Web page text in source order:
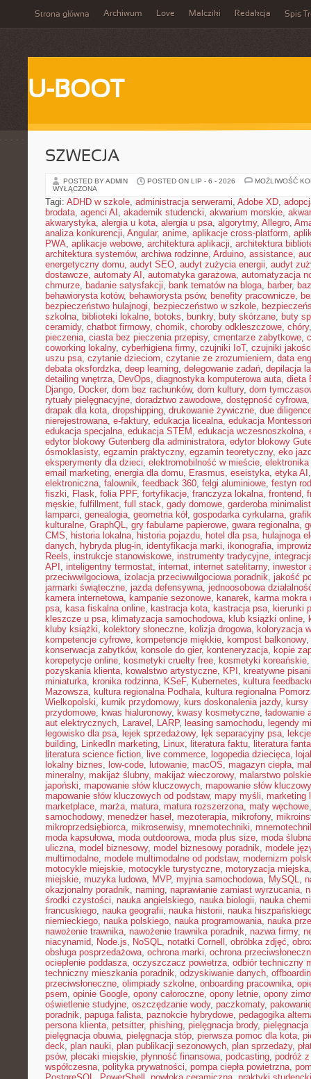
Strona główna Archiwum Love Malcziki Redakcja Spis
U-BOOT
SZWECJA
POSTED BY ADMIN POSTED ON LIP - 6 - 2026
MOŻLIWOŚĆ
WYŁĄCZONA
Tagi: ADHD w szkole, administracja serwerami, Adobe XD,
brodata, agenci AI , akademik studencki, akwarium morskie,
akwarystyka, alergia u kota, alergia u psa, algorytmy, Allegro,
analiza konkurencji, Angular, anime, aplikacje cross-platform,
PWA, aplikacje webowe, architektura aplikacji, architektura
architektura systemów, archiwa rodzinne, Arduino, assistance,
energetyczny domu, audyt SEO, audyt zużycia energii, audyt
dostawcze, automaty AI , automatyka garażowa, automatyzacja
chmurze, badanie satysfakcji, bank tematów na bloga, barber,
behawiorysta kotów, behawiorysta psów, benefity pracownicze,
bezpieczeństwo hulajnogi, bezpieczeństwo w szkole,
szkolna, biblioteki lokalne, botoks, bunkry, buty skórzane, buty
ceramidy, chatbot firmowy, chomik, choroby odkleszczowe, chóry
pieczenia, ciasta bez pieczenia przepisy, cmentarze zabytkowe,
coworking lokalny, cyberhigiena firmy, czujniki IoT, czujniki
uszu psa, czytanie dzieciom, czytanie ze zrozumieniem, data
debata oksfordzka, deep learning, delegowanie zadań, depilacja
detailing wnętrza, DevOps, diagnostyka komputerowa auta, dieta
Django, Docker, dom bez rachunków, dom kultury, dom
rytuały pielęgnacyjne, doradztwo zawodowe, dostępność cyfrowa
drapak dla kota, dropshipping, drukowanie żywiczne, due
nierejestrowana, e-faktury, edukacja licealna, edukacja Montessori
edukacja specjalna, edukacja STEM , edukacja wczesnoszkolna,
edytor blokowy Gutenberg dla administratora, edytor blokowy
ósmoklasisty, egzamin praktyczny, egzamin teoretyczny, eko
eksperymenty dla dzieci, elektromobilność w mieście, elektronika
email marketing, energia dla domu, Erasmus, eseistyka, etyka AI
elektroniczna, falownik, feedback 360, felgi aluminiowe, festyn
fiszki, Flask, folia PPF, fortyfikacje, franczyza lokalna, frontend,
męskie, fulfillment, full stack, gady domowe, garderoba
lamparci, genealogia, geometria kół, gospodarka cyrkularna,
kulturalne, GraphQL, gry fabularne papierowe, gwara regionalna,
CMS, historia lokalna, historia pojazdu, hotel dla psa, hulajnoga
danych, hybryda plug-in, identyfikacja marki, ikonografia,
Reels, instrukcje stanowiskowe, instrumenty tradycyjne,
API , inteligentny termostat, internat, internet satelitarny, inwestor
przeciwwilgociowa, izolacja przeciwwilgociowa poradnik, jakość
jarmarki świąteczne, jazda defensywna, jednoosobowa
kamera internetowa, kampanie sezonowe, kanarek, karma mokra
psa, kasa fiskalna online, kastracja kota, kastracja psa, kierunki
kleszcze u psa, klimatyzacja samochodowa, klub książki online,
kluby książki, kolektory słoneczne, kolizja drogowa, koloryzacja
kompetencje cyfrowe, kompetencje miękkie, kompost balkonowy,
konserwacja zabytków, konsole do gier, konteneryzacja, kopie
korepetycje online, kosmetyki cruelty free, kosmetyki koreańskie
pozyskania klienta, kowalstwo artystyczne, KPI , kreatywne
miniaturka, kronika rodzinna, KSeF, Kubernetes, kultura
Mazowsza, kultura regionalna Podhala, kultura regionalna
Wielkopolski, kurnik przydomowy, kurs doskonalenia jazdy, kursy
przydomowe, kwas hialuronowy, kwasy kosmetyczne, ładowanie
aut elektrycznych, Laravel , LARP, leasing samochodu, legendy
legowisko dla psa, lejek sprzedażowy, lęk separacyjny psa,
building, LinkedIn marketing, Linux, literatura faktu, literatura
literatura science fiction, live commerce, logopedia dziecięca,
lokalny biznes, low-code, lutowanie, macOS, magazyn ciepła,
mineralny, makijaż ślubny, makijaż wieczorowy, malarstwo polskie
japoński, mapowanie słów kluczowych, mapowanie słów
mapowanie słów kluczowych od podstaw, mapy myśli, marketing
marketplace, marża, matura, matura rozszerzona, maty węchowe
samochodowy, menedżer haseł, mezoterapia, mikrofony,
mikroprzedsiębiorca, mikroserwisy, mnemotechniki,
moda kapsułowa, moda outdoorowa, moda plus size, moda
uliczna, model biznesowy, model biznesowy poradnik, modele
multimodalne, modele multimodalne od podstaw, modernizm
motocykle miejskie, motocykle turystyczne, motoryzacja miejska
miejskie, muzyka ludowa, MVP, myjnia samochodowa, MySQL,
okazjonalny poradnik, naming, naprawianie zamiast wyrzucania,
środki czystości, nauka angielskiego, nauka biologii, nauka
francuskiego, nauka geografii, nauka historii, nauka
niemieckiego, nauka polskiego, nauka programowania, nauka
nawożenie trawnika, nawożenie trawnika poradnik, nazwa firmy,
niacynamid, Node.js, NoSQL, notatki Cornell , obróbka zdjęć,
obsługa posprzedażowa, ochrona marki, ochrona
ocieplenie poddasza, oczyszczacz powietrza, odbiór techniczny
techniczny mieszkania poradnik, odzyskiwanie danych,
przeciwsłoneczne, olimpiady szkolne, onboarding pracownika,
psem, opinie Google, opony całoroczne, opony letnie, opony
oświetlenie studyjne, oszczędzanie wody, paczkomaty,
poradnik, papuga falista, paznokcie hybrydowe, pedagogika
persona klienta, petsitter, phishing, pielęgnacja brody, pielęgnacja
pielęgnacja obuwia, pielęgnacja stóp, pierwsza pomoc dla kota,
deck, plan nauki, plan publikacji sezonowych, plan sprzedaży,
psów, plecaki miejskie, płynność finansowa, podcasting, podróż
współczesna, polityka prywatności, pompa ciepła powietrzna,